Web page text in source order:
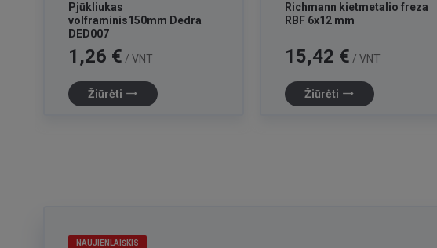
Pjūkliukas
volframinis150mm Dedra
DED007
Kaina
1,26 € / VNT
Žiūrėti trending_flat
Richmann kietmetalio freza
RBF 6x12 mm
Kaina
15,42 € / VNT
Žiūrėti trending_flat
NAUJIENLAIŠKIS